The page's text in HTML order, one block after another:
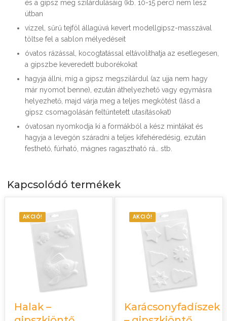
és a gipsz meg szilárdulásáig (kb. 10-15 perc) nem lesz
útban
vízzel, sűrű tejföl állagúvá kevert modellgipsz-masszával
töltse fel a sablon mélyedéseit
óvatos rázással, kocogtatással eltávolíthatja az esetlegesen,
a gipszbe keveredett buborékokat
hagyja állni, míg a gipsz megszilárdul (az ujja nem hagy
már nyomot benne), ezután áthelyezhető vagy egymásra
helyezhető, majd várja meg a teljes megkötést (lásd a
gipsz csomagolásán feltüntetett utasításokat)
óvatosan nyomkodja ki a formákból a kész mintákat és
hagyja a levegőn száradni a teljes kifehéredésig, ezután
festhető, fúrható, mágnes ragasztható rá… stb.
Kapcsolódó termékek
AKCIÓ!
Halak –
AKCIÓ!
Karácsonyfadíszek